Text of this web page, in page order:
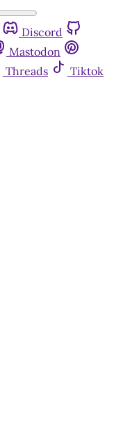
Discord
Mastodon
Threads
Tiktok